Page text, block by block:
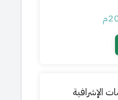
الإشرافية